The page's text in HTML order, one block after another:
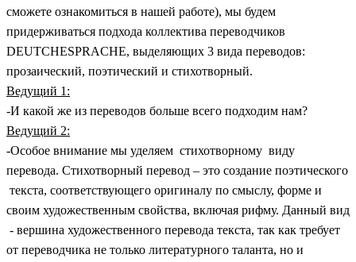
сможете ознакомиться в нашей работе), мы будем
придерживаться подхода коллектива переводчиков
DEUTCHESPRACHE, выделяющих 3 вида переводов:
прозаический, поэтический и стихотворный.
Ведущий 1:
-И какой же из переводов больше всего подходим нам?
Ведущий 2:
-Особое внимание мы уделяем стихотворному виду
перевода. Стихотворный перевод – это создание поэтического
текста, соответствующего оригиналу по смыслу, форме и
своим художественным свойства, включая рифму. Данный вид
- вершина художественного перевода текста, так как требует
от переводчика не только литературного таланта, но и